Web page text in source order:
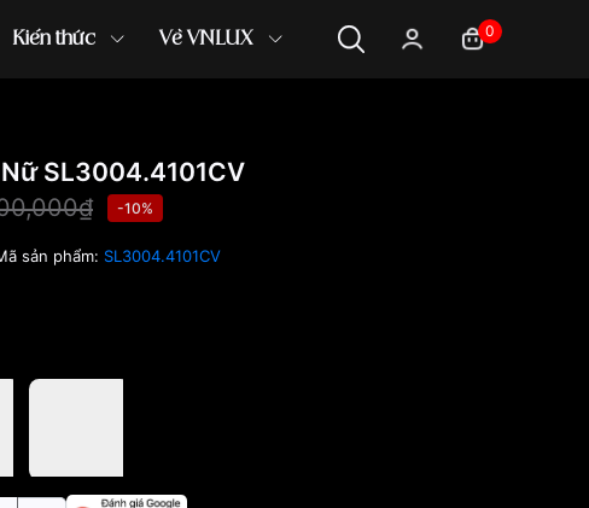
Kiến thức Về VNLUX 0
SL3004.4101CV
-10%
sản phẩm: SL3004.4101CV